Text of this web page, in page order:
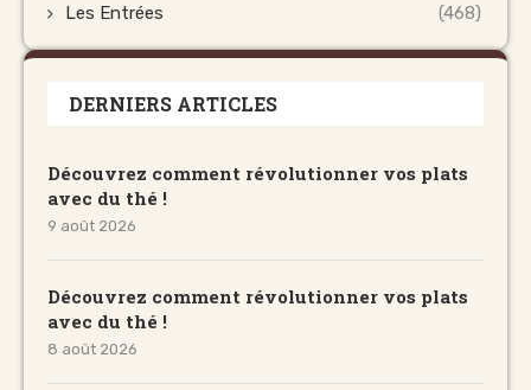
Les Entrées (468)
DERNIERS ARTICLES
Découvrez comment révolutionner vos plats
avec du thé !
9 août 2026
Découvrez comment révolutionner vos plats
avec du thé !
8 août 2026